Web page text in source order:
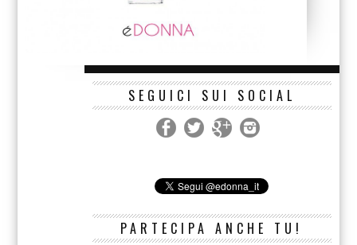
SEGUICI SUI SOCIAL
PARTECIPA ANCHE TU!